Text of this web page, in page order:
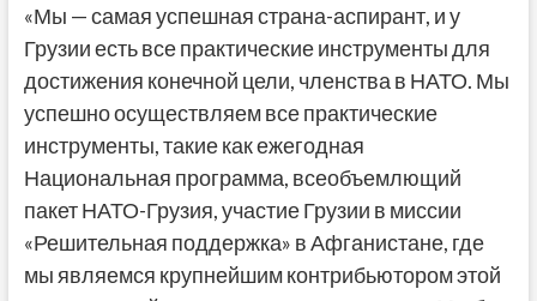
«Мы — самая успешная страна-аспирант, и у
Грузии есть все практические инструменты для
достижения конечной цели, членства в НАТО. Мы
успешно осуществляем все практические
инструменты, такие как ежегодная
Национальная программа, всеобъемлющий
пакет НАТО-Грузия, участие Грузии в миссии
«Решительная поддержка» в Афганистане, где
мы являемся крупнейшим контрибьютором этой